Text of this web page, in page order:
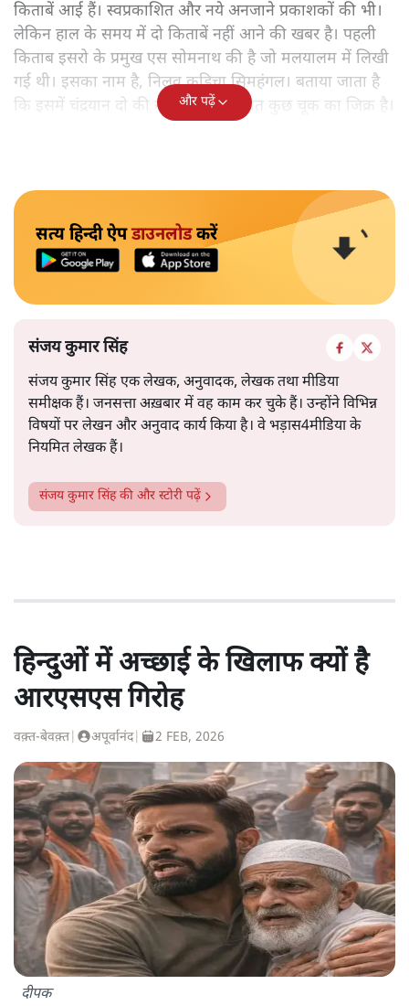
किताबें आई हैं। स्वप्रकाशित और नये अनजाने प्रकाशकों की भी।
लेकिन हाल के समय में दो किताबें नहीं आने की खबर है। पहली
किताब इसरो के प्रमुख एस सोमनाथ की है जो मलयालम में लिखी
गई थी। इसका नाम है, निलवु कुडिचा सिमहंगल। बताया जाता है
कि इसमें चंद्रयान दो की नाकामी से संबंधित कुछ चूक का जिक्र है।
और पढ़ें
सत्य हिन्दी ऐपडाउनलोडकरें
संजय कुमार सिंह
संजय कुमार सिंह एक लेखक, अनुवादक, लेखक तथा मीडिया
समीक्षक हैं। जनसत्ता अख़बार में वह काम कर चुके हैं। उन्होंने विभिन्न
विषयों पर लेखन और अनुवाद कार्य किया है। वे भड़ास4मीडिया के
नियमित लेखक हैं।
संजय कुमार सिंहकी और स्टोरी पढ़ें
हिन्दुओं में अच्छाई के खिलाफ क्यों है
आरएसएस गिरोह
वक़्त-बेवक़्त अपूर्वानंद| 2 FEB, 2026
दीपक